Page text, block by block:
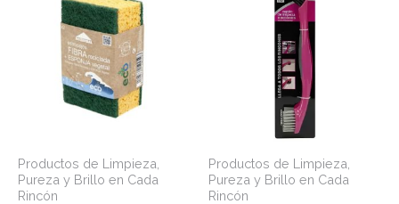
Productos de Limpieza,
Pureza y Brillo en Cada
Rincón
Productos de Limpieza,
Pureza y Brillo en Cada
Rincón